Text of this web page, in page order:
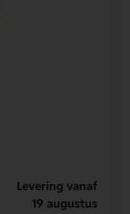
Levering vanaf
19 augustus